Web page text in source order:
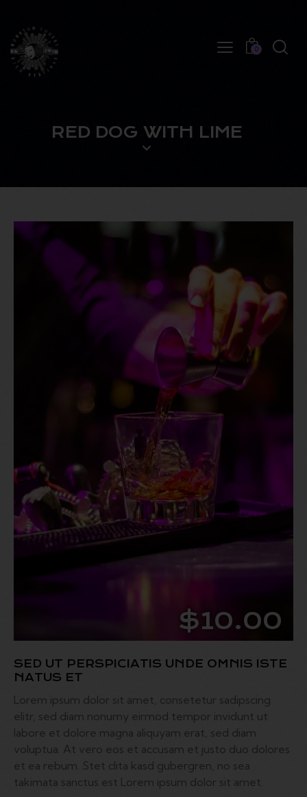
0
RED DOG WITH LIME
$10.00
SED UT PERSPICIATIS UNDE OMNIS ISTE
NATUS ET
Lorem ipsum dolor sit amet, consetetur sadipscing
elitr, sed diam nonumy eirmod tempor invidunt ut
labore et dolore magna aliquyam erat, sed diam
voluptua. At vero eos et accusam et justo duo dolores
et ea rebum. Stet clita kasd gubergren, no sea
takimata sanctus est Lorem ipsum dolor sit amet.